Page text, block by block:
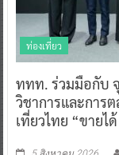
ท่องเที่ยว
ททท. ร่วมมือกับ
วิชาการและการ
เที่ยวไทย “ขายไ